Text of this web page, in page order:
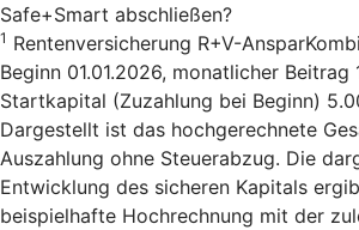
Safe+Smart abschließen?
1 Rentenversicherung R+V-
Beginn 01.01.2026, monatlicher Beitrag
Startkapital (Zuzahlung bei Beginn)
Dargestellt ist das hochgerechnete
Auszahlung ohne Steuerabzug. Die
Entwicklung des sicheren Kapitals
beispielhafte Hochrechnung mit der